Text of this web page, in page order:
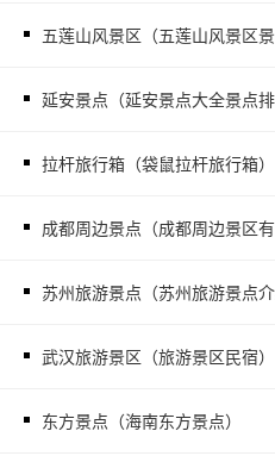
五莲山风景区（五莲山风景区景
延安景点（延安景点大全景点排
拉杆旅行箱（袋鼠拉杆旅行箱）
成都周边景点（成都周边景区有
苏州旅游景点（苏州旅游景点介
武汉旅游景区（旅游景区民宿）
东方景点（海南东方景点）